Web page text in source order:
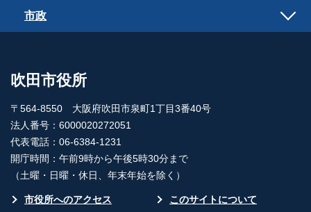
市政
吹田市役所
〒564-8550 大阪府吹田市泉町1丁目3番40号
法人番号：6000020272051
代表電話：06-6384-1231
開庁時間：午前9時から午後5時30分まで
（土曜・日曜・休日、年末年始を除く）
市役所へのアクセス
このサイトについて